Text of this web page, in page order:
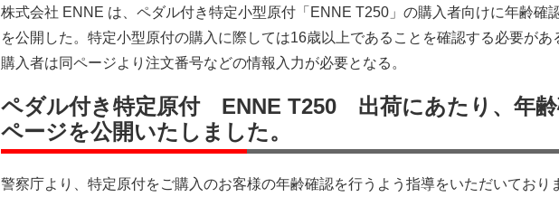
株式会社 ENNE は、ペダル付き特定小型原付「ENNE T250」の購入者向けに年齢確
を公開した。特定小型原付の購入に際しては16歳以上であることを確認する必要があ
購入者は同ページより注文番号などの情報入力が必要となる。
ペダル付き特定原付 ENNE T250 出荷にあたり、年
ページを公開いたしました。
警察庁より、特定原付をご購入のお客様の年齢確認を行うよう指導をいただいており